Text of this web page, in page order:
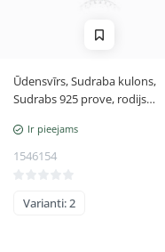
Ūdensvīrs, Sudraba kulons,
Sudrabs 925 prove, rodijs
Ir pieejams
1546154
Varianti: 2